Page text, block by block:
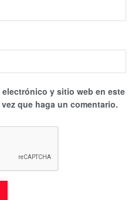
y sitio web en este
que haga un comentario.